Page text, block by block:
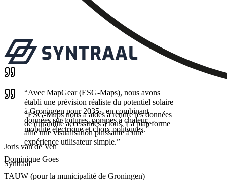
“ESG-Maps nous a aidés à rendre les données
de durabilité accessibles à tous. La plateforme
allie une visualisation puissante à une
expérience utilisateur simple.”
Dominique Goes
TAUW (pour la municipalité de Groningen)
“Avec MapGear (ESG-Maps), nous avons
établi une prévision réaliste du potentiel solaire
à Groningen pour 2035 - en combinant
données sur toitures, pompes à chaleur,
mobilité électrique et choix politiques.”
Joris van de Ven
Syntraal